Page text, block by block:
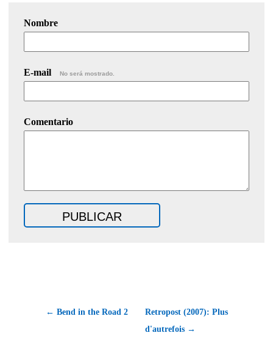
Nombre
E-mail No será mostrado.
Comentario
← Bend in the Road 2
Retropost (2007): Plus
d'autrefois →